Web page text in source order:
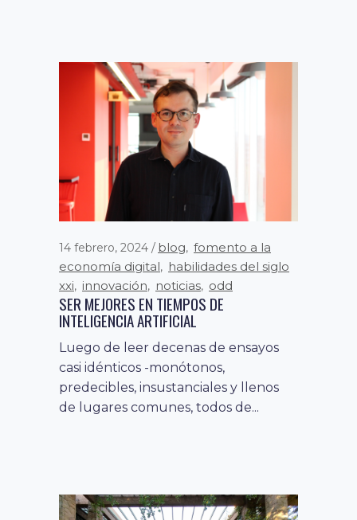
14 febrero, 2024 blog, fomento a la
economía digital, habilidades del siglo
xxi, innovación, noticias, odd
SER MEJORES EN TIEMPOS DE
INTELIGENCIA ARTIFICIAL
Luego de leer decenas de ensayos
casi idénticos -monótonos,
predecibles, insustanciales y llenos
de lugares comunes, todos de...